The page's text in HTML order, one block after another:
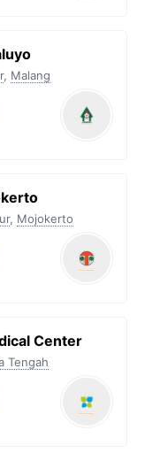
, Malang
, Mojokerto
Center
Tengah